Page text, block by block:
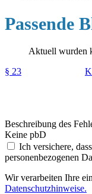
Passende
Aktuell wurden
§ 23
Beschreibung des
Keine pbD
Ich versichere,
personenbezogenen
Wir verarbeiten Ihre
Datenschutzhinweise.